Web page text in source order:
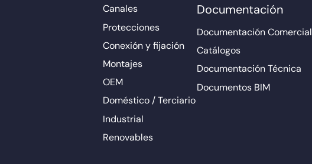
Canales
Protecciones
Conexión y fijación
Montajes
OEM
Doméstico / Terciario
Industrial
Renovables
Documentación
Documentación Comercial
Catálogos
Documentación Técnica
Documentos BIM